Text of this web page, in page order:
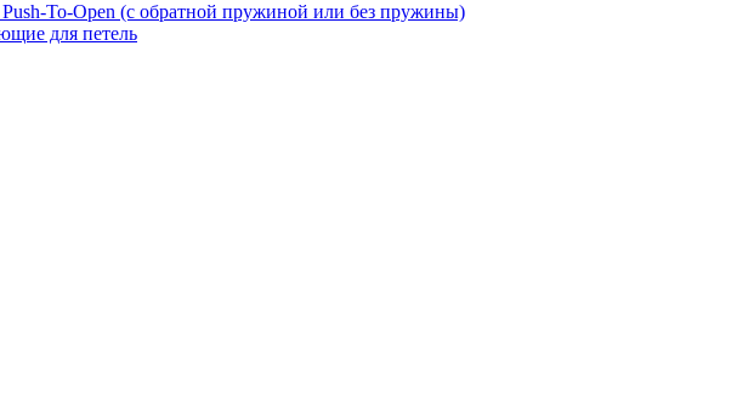
To-Open (с обратной пружиной или без пружины)
для петель